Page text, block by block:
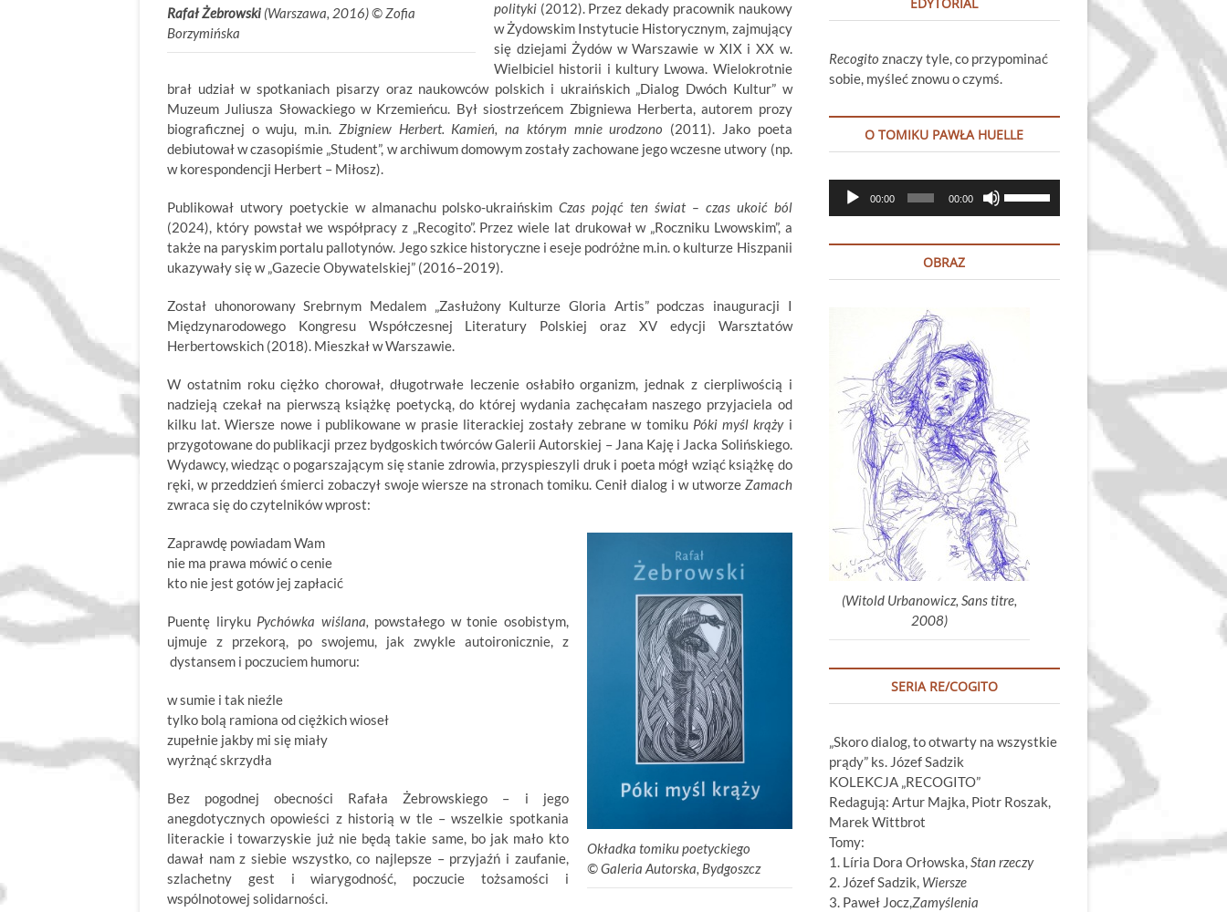
Rafał Żebrowski (Warszawa, 2016) ©Zofia
Borzymińska
polityki (2012). Przez dekady pracownik naukowy
w Żydowskim Instytucie Historycznym, zajmujący
się dziejami Ży­dów w Warszawie w XIX i XX w.
Wielbiciel historii i kultury Lwowa. Wielokrotnie
brał udział w spotkaniach pisarzy oraz naukowców pol­skich i ukraińskich „Dialog Dwóch Kultur” w
Muzeum Juliusza Słowac­kiego w Krzemieńcu. Był siostrzeńcem Zbigniewa Herberta, autorem prozy
biograficznej o wuju, m.in. Zbigniew Herbert. Kamień, na którym mnie urodzono (2011). Jako poeta
debiutował w czasopiśmie „Student”, w archiwum domowym zostały zachowane jego wczesne utwory (np.
w korespondencji Herbert – Miłosz).
Publikował utwory poetyckie w alma­nachu polsko-ukraińskimCzas pojąć ten świat – czas ukoić ból
(2024), który powstał we współpracy z „Recogito”. Przez wiele lat drukował w „Roczniku Lwowskim”, a
także na paryskim portalu pallotynów. Jego szkice historyczne i eseje podróżne m.in. o kul­turze Hiszpanii
ukazywały się w „Gazecie Obywatelskiej” (2016–2019).
Został uhonorowany Srebrnym Medalem „Zasłużony Kulturze Gloria Artis” podczas inauguracji I
Międzynarodowego Kongresu Współczesnej Literatury Polskiej oraz XV edycji Warsztatów
Herbertowskich (2018). Mieszkał w Warszawie.
W ostatnim roku ciężko chorował, długotrwałe leczenie osłabiło organizm, jednak z cierpliwością i
nadzieją czekał na pierwszą książkę poetycką, do której wydania zachęcałam naszego przyjaciela od
kilku lat. Wiersze nowe i publikowane w prasie literackiej zostały zebrane w tomiku Póki myśl krążyi
przygotowane do publikacji przez bydgoskich twórców Galerii Autorskiej – Jana Kaję i Jacka Solińskiego.
Wydawcy, wiedząc o pogarszającym się stanie zdrowia, przyspieszyli druk i poeta mógł wziąć książkę do
ręki, w przeddzień śmierci zobaczył swoje wiersze na stronach tomiku. Cenił dialog i w utworze Zamach
zwraca się do czytelników wprost:
Okładka tomiku poetyckiego
©.Galeria Autorska, Bydgoszcz
Zaprawdę powiadam Wam
nie ma prawa mówić o cenie
kto nie jest gotów jej zapłacić
Puentę liryku Pychówka wiślana, powstałego w tonie osobistym,
ujmuje z przekorą, po swojemu, jak zwykle autoironicznie, z
dystansem i poczuciem humoru:
w sumie i tak nieźle
tylko bolą ramiona od ciężkich wioseł
zupełnie jakby mi się miały
wyrżnąć skrzydła
Bez pogodnej obecności Rafała Żebrowskiego – i jego
anegdotycznych opowieści z historią w tle – wszelkie spotkania
literackie i towarzyskie już nie będą takie same, bo jak mało kto
dawał nam z siebie wszystko, co najlepsze – przyjaźń i zaufanie,
szlachetny gest i wiarygodność, poczucie tożsamości i
wspólnotowej solidarności.
Recogito znaczy tyle, co przypominać
sobie, myśleć znowu o czymś.
O TOMIKU PAWŁA HUELLE
Odtwarzacz
plików
00:00 00:00
góry
głośność.
OBRAZ
(Witold Urbanowicz, Sans titre,
2008)
SERIA RE/COGITO
„Skoro dialog, to otwarty na wszystkie
prądy” ks. Józef Sadzik
KOLEKCJA „RECOGITO”
Redagują: Artur Majka, Piotr Roszak,
Marek Wittbrot
Tomy:
1. Líria Dora Orłowska,Stan rzeczy
2. Józef Sadzik, Wiersze
3. Paweł Jocz,Zamyślenia